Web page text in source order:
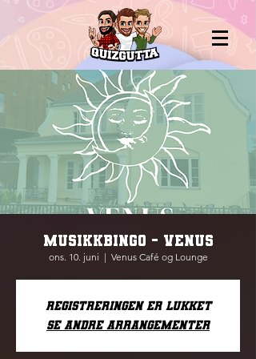
MUSIKKBINGO - VENUS
ons. 10. juni
  |
Venus Café og Lounge
Registreringen er lukket
Se andre arrangementer